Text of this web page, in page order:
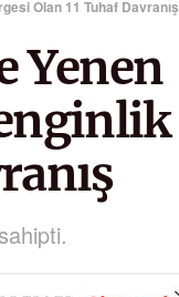
Olan 11 Tuhaf Davranış
Yenen